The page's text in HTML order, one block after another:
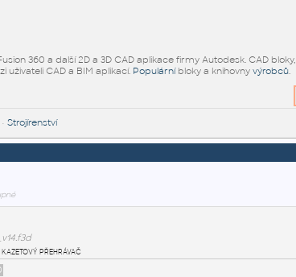
360 a další 2D a 3D CAD aplikace firmy Autodesk. CAD
uživateli CAD a BIM aplikací. Populárníbloky a knihovny výrobců.
• Strojírenství
přehrávač